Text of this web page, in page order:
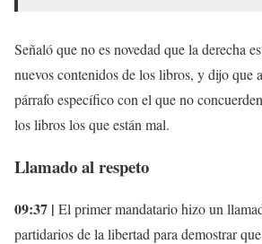
Señaló que no es novedad que la derecha
nuevos contenidos de los libros, y dijo que
párrafo específico con el que no
los libros los que están mal.
Llamado al respeto
09:37 | El primer mandatario hizo un
partidarios de la libertad para demostrar